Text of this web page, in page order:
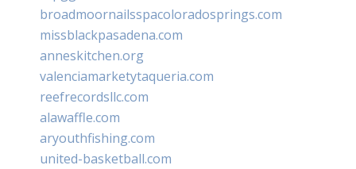
broadmoornailsspacoloradosprings.com
missblackpasadena.com
anneskitchen.org
valenciamarketytaqueria.com
reefrecordsllc.com
alawaffle.com
aryouthfishing.com
united-basketball.com